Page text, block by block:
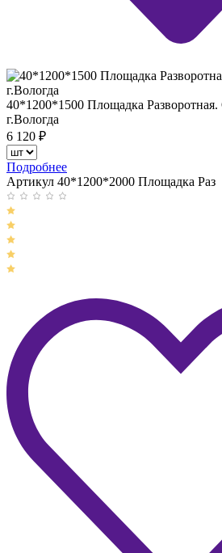
40*1200*1500 Площадка
г.Вологда
6 120 ₽
Подробнее
Артикул 40*1200*2000 Площадка Раз